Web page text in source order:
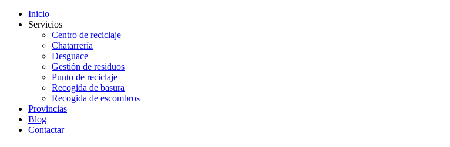
Inicio
Servicios
Centro de reciclaje
Chatarrería
Desguace
Gestión de residuos
Punto de reciclaje
Recogida de basura
Recogida de escombros
Provincias
Blog
Contactar